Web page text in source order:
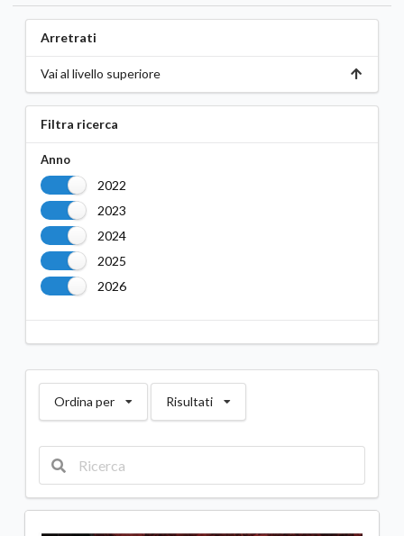
Arretrati
Vai al livello superiore
Filtra ricerca
Anno
2022
2023
2024
2025
2026
Ordina per Risultati